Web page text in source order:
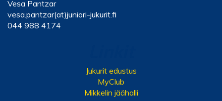
Vesa Pantzar
vesa.pantzar(at)juniori-jukurit.fi
044 988 4174
Jukurit edustus
MyClub
Mikkelin jäähalli